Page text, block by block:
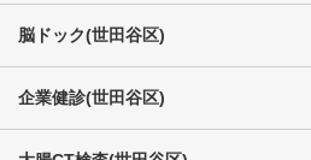
脳ドック(世田谷区)
企業健診(世田谷区)